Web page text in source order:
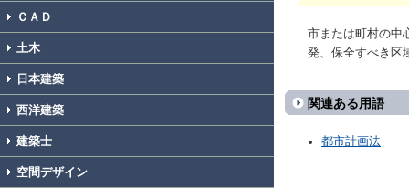
ＣＡＤ
土木
日本建築
西洋建築
建築士
空間デザイン
市または町村の中
発、保全すべき区
関連ある用語
都市計画法